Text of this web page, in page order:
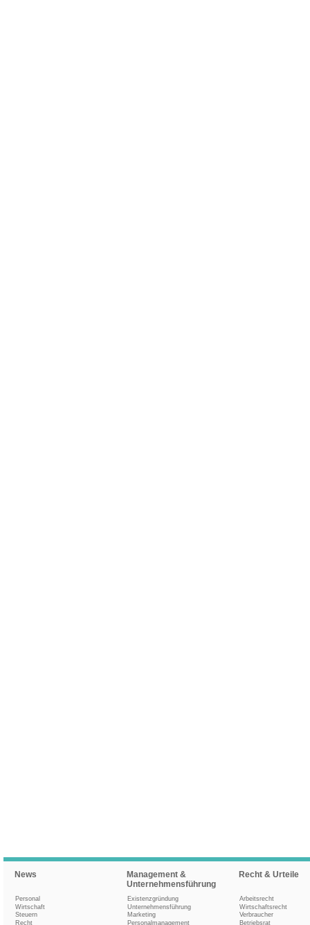
News
Personal
Wirtschaft
Steuern
Recht
Management &
Unternehmensführung
Existenzgründung
Unternehmensführung
Marketing
Personalmanagement
Recht & Urteile
Arbeitsrecht
Wirtschaftsrecht
Verbraucher
Betriebsrat